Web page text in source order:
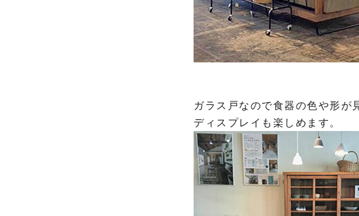
ガラス戸なので食器の色や形が
ディスプレイも楽しめます。